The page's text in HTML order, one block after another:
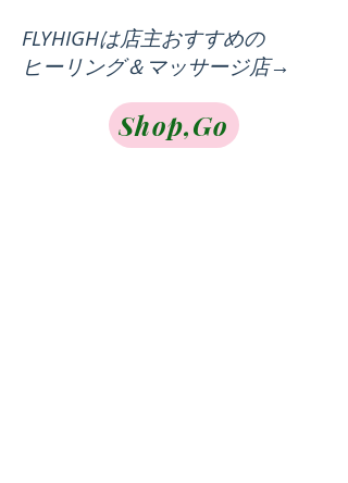
FLYHIGHは店主おすすめの
ヒーリング＆マッサージ店→
Shop,Go